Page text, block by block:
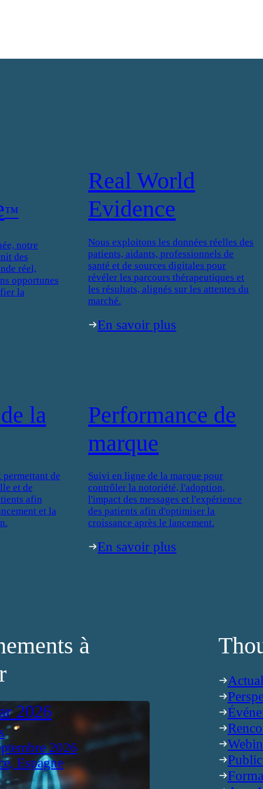
™
notre
des
réel,
opportunes
la
Real World
Evidence
Nous exploitons les données réelles des
patients, aidants, professionnels de
santé et de sources digitales pour
révéler les parcours thérapeutiques et
les résultats, alignés sur les attentes du
marché.
En savoir plus
la
permettant de
et de
afin
et la
Performance de
marque
Suivi en ligne de la marque pour
contrôler la notoriété, l'adoption,
l'impact des messages et l'expérience
des patients afin d'optimiser la
croissance après le lancement.
En savoir plus
à
2026
2026
Espagne